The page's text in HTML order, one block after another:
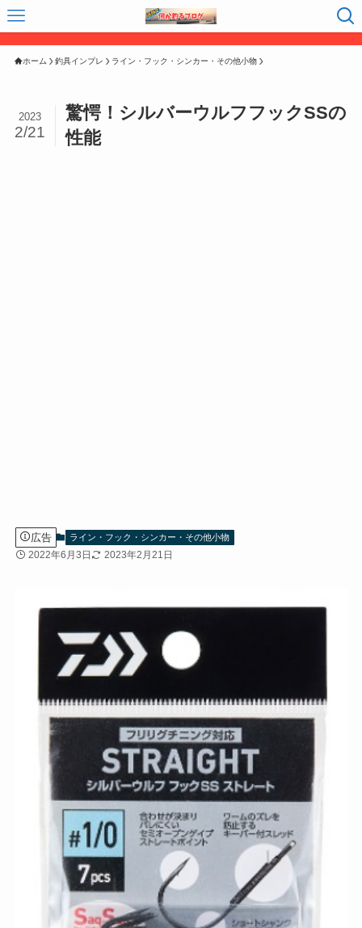
ホーム 釣具インプレ ライン・フック・シンカー・その他小物
驚愕！シルバーウルフフックSSの
性能
2023
2/21
広告 ライン・フック・シンカー・その他小物
2022年6月3日 2023年2月21日